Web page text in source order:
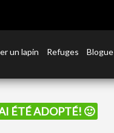
un lapin Refuges Blogue
ÉTÉ ADOPTÉ! 🙂